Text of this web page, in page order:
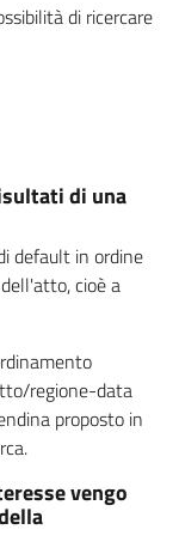
di ricercare
di una
default in ordine
cioè a
regione-data
proposto in
vengo